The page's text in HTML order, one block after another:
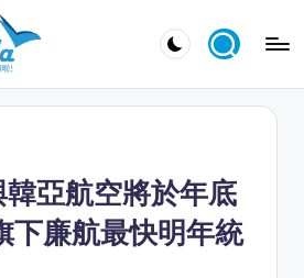
亞航空將於年底
下廉航最快明年統